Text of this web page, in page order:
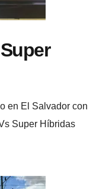
en El Salvador con
Super Híbridas